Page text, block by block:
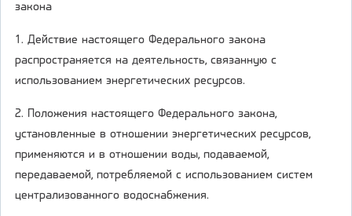
закона
1. Действие настоящего Федерального закона
распространяется на деятельность, связанную с
использованием энергетических ресурсов.
2. Положения настоящего Федерального закона,
установленные в отношении энергетических ресурсов,
применяются и в отношении воды, подаваемой,
передаваемой, потребляемой с использованием систем
централизованного водоснабжения.